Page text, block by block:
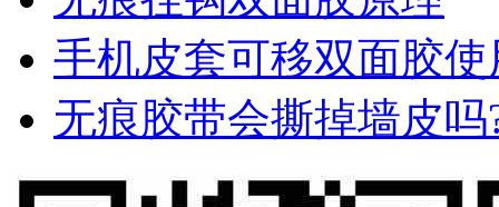
手机皮套可移双面胶
无痕胶带会撕掉墙皮吗